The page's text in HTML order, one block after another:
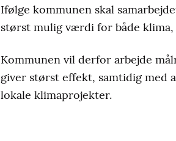
Ifølge kommunen skal
størst mulig værdi for både
Kommunen vil derfor arbejde
giver størst effekt, samtidig med
lokale klimaprojekter.